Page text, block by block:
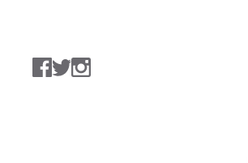
Facebook
TwitterInstagram